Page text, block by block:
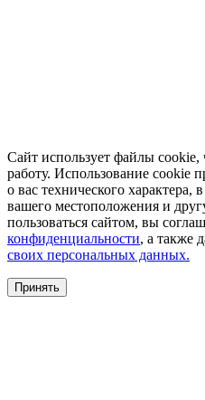
Сайт использует файлы cookie,
работу. Использование cookie
о вас технического характера,
вашего местоположения и
пользоваться сайтом, вы
конфиденциальности, а также
своих персональных данных.
Принять